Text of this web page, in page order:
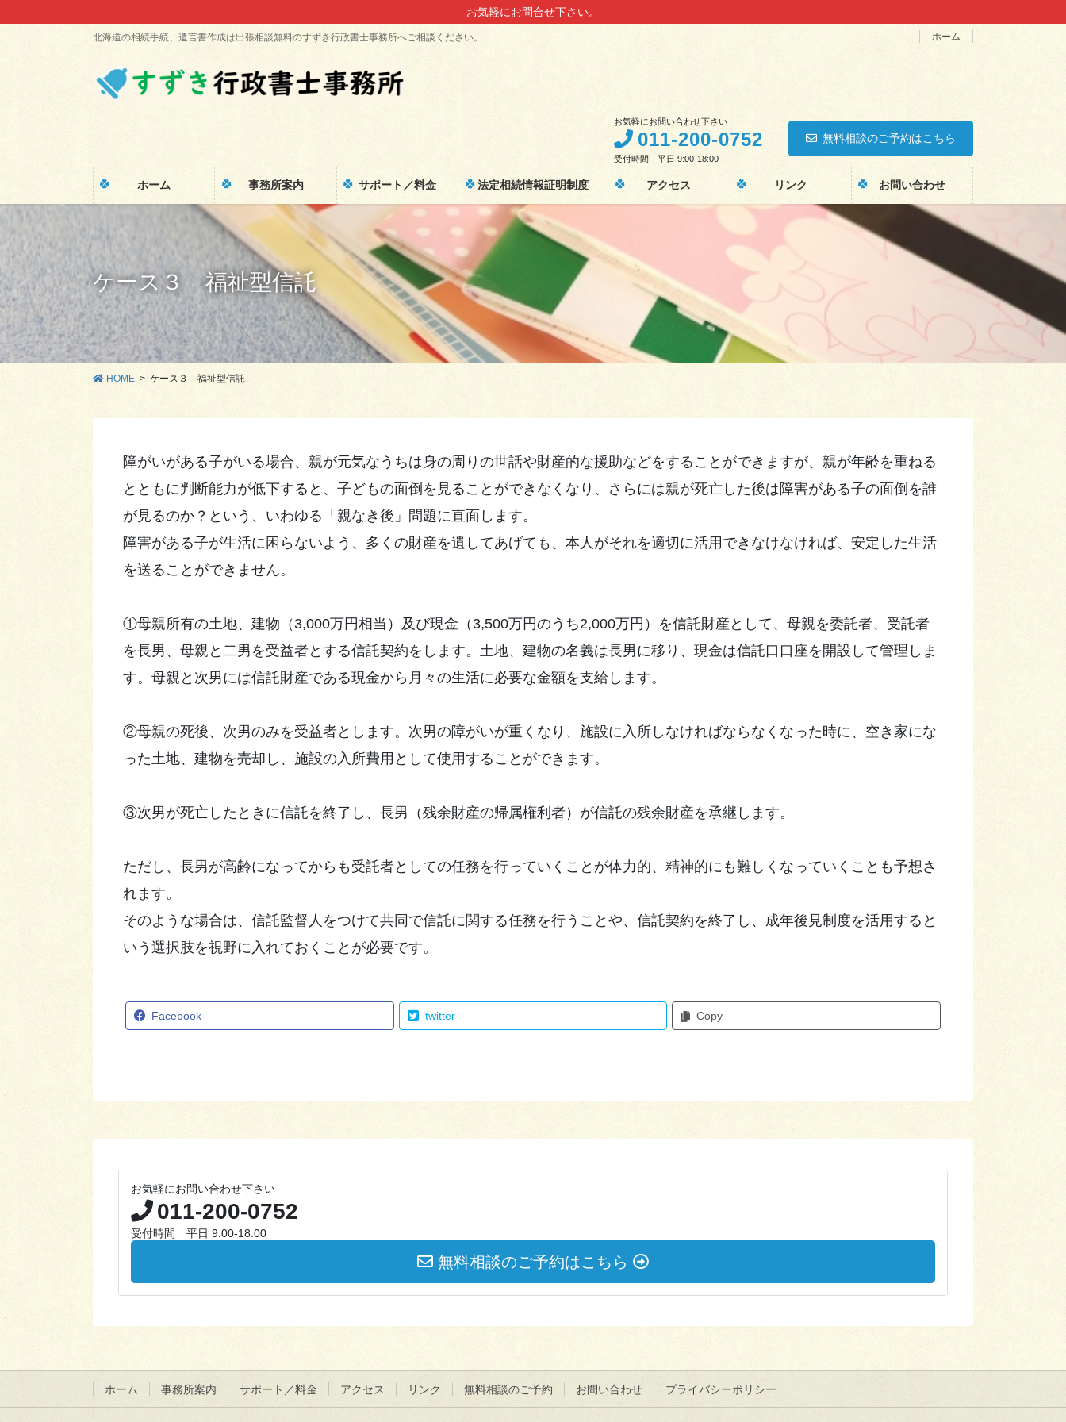
ン
ビ
お気軽にお問合せ下さい。
北海道の相続手続、遺言書作成は出張相談無料のすずき行政書士事務所へご相談ください。 ホーム
お気軽にお問い合わせ下さい
011-200-0752
受付時間 平日 9:00-18:00
無料相談のご予約はこちら
ホーム 事務所案内 サポート／料金 法定相続情報証明制度 アクセス リンク お問い合わせ
ケース３ 福祉型信託
HOME ケース３ 福祉型信託
障がいがある子がいる場合、親が元気なうちは身の周りの世話や財産的な援助などをすることができますが、親が年齢を重ねる
とともに判断能力が低下すると、子どもの面倒を見ることができなくなり、さらには親が死亡した後は障害がある子の面倒を誰
が見るのか？という、いわゆる「親なき後」問題に直面します。
障害がある子が生活に困らないよう、多くの財産を遺してあげても、本人がそれを適切に活用できなけなければ、安定した生活
を送ることができません。
①母親所有の土地、建物（3,000万円相当）及び現金（3,500万円のうち2,000万円）を信託財産として、母親を委託者、受託者
を長男、母親と二男を受益者とする信託契約をします。土地、建物の名義は長男に移り、現金は信託口口座を開設して管理しま
す。母親と次男には信託財産である現金から月々の生活に必要な金額を支給します。
②母親の死後、次男のみを受益者とします。次男の障がいが重くなり、施設に入所しなければならなくなった時に、空き家にな
った土地、建物を売却し、施設の入所費用として使用することができます。
③次男が死亡したときに信託を終了し、長男（残余財産の帰属権利者）が信託の残余財産を承継します。
ただし、長男が高齢になってからも受託者としての任務を行っていくことが体力的、精神的にも難しくなっていくことも予想さ
れます。
そのような場合は、信託監督人をつけて共同で信託に関する任務を行うことや、信託契約を終了し、成年後見制度を活用すると
いう選択肢を視野に入れておくことが必要です。
Facebook twitter Copy
お気軽にお問い合わせ下さい
011-200-0752
受付時間 平日 9:00-18:00
無料相談のご予約はこちら
ホーム 事務所案内 サポート／料金 アクセス リンク 無料相談のご予約 お問い合わせ プライバシーポリシー